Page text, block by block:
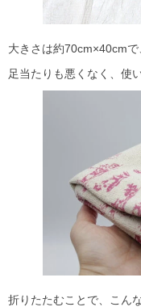
大きさは約70cm×40cmで
足当たりも悪くなく、使
折りたたむことで、こん